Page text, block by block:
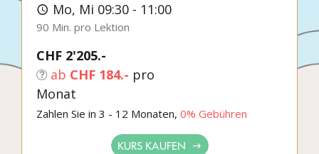
Mo, Mi 09:30 - 11:00
90 Min. pro Lektion
CHF 2'205.-
ab CHF 184.- pro
Monat
Zahlen Sie in 3 - 12 Monaten, 0% Gebühren
KURS KAUFEN